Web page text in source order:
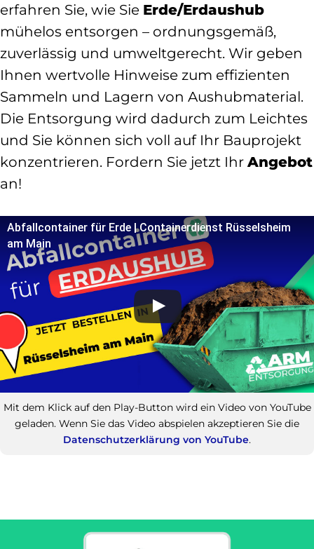
erfahren Sie, wie Sie Erde/Erdaushub
mühelos entsorgen – ordnungsgemäß,
zuverlässig und umweltgerecht. Wir geben
Ihnen wertvolle Hinweise zum effizienten
Sammeln und Lagern von Aushubmaterial.
Die Entsorgung wird dadurch zum Leichtes
und Sie können sich voll auf Ihr Bauprojekt
konzentrieren. Fordern Sie jetzt Ihr Angebot
an!
Abfallcontainer für Erde | Containerdienst Rüsselsheim
am Main
Mit dem Klick auf den Play-Button wird ein Video von YouTube
geladen. Wenn Sie das Video abspielen akzeptieren Sie die
Datenschutzerklärung von YouTube.